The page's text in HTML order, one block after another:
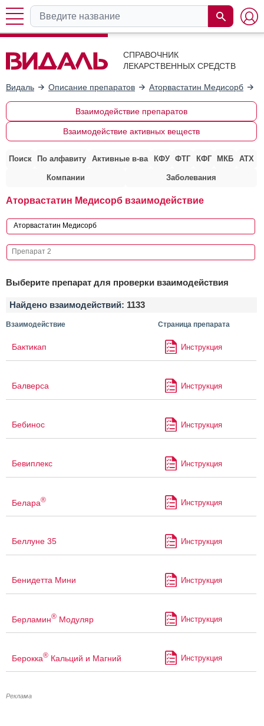
СПРАВОЧНИК
ЛЕКАРСТВЕННЫХ СРЕДСТВ
Видаль Описание препаратов Аторвастатин Медисорб
Взаимодействие препаратов
Взаимодействие активных веществ
Поиск По алфавиту Активные в-ва КФУ ФТГ КФГ МКБ АТХ
Компании Заболевания
Аторвастатин Медисорб взаимодействие
Выберите препарат для проверки взаимодействия
Найдено взаимодействий: 1133
Взаимодействие Страница препарата
Бактикап Инструкция
Балверса Инструкция
Бебинос Инструкция
Бевиплекс Инструкция
Белара® Инструкция
Беллуне 35 Инструкция
Бенидетта Мини Инструкция
Берламин® Модуляр Инструкция
Берокка® Кальций и Магний Инструкция
Реклама